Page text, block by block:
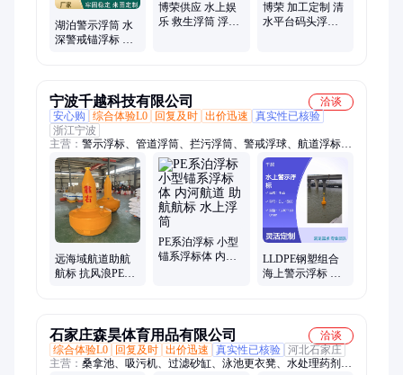
湖泊警示浮筒 水
深警戒锚浮标 游
博荣供应 水上娱
乐 救生浮筒 浮力
博荣 加工定制 清
水平台码头浮箱
宁波千越科技有限公司
洽谈
安心购
综合体验L0 回复及时 出价迅速
真实性已核验
浙江宁波
主营： 警示浮标、管道浮筒、拦污浮筒、警戒浮球、航道浮标、
助航浮标、警示浮球、警示浮筒、拦渣浮筒、拦污围隔、拦污浮
坝、定位浮标、管线浮筒、抬缆浮筒、侧面标、疏浚浮筒、组合
式浮筒、太阳能航标、助航浮球、平台浮筒、系泊浮标、阻拦索
浮筒、PE浮标
远海域航道助航
航标 抗风浪PE警
PE系泊浮标 小型
锚系浮标体 内河
LLDPE钢塑组合
海上警示浮标 马
石家庄森昊体育用品有限公司
洽谈
综合体验L0
回复及时 出价迅速 真实性已核验 河北石家庄
主营： 桑拿池、吸污机、过滤砂缸、泳池更衣凳、水处理药剂、